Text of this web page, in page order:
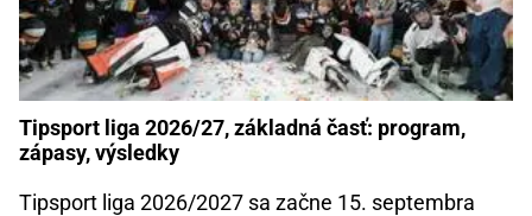
Tipsport liga 2026/27, základná časť: program,
zápasy, výsledky
Tipsport liga 2026/2027 sa začne 15. septembra